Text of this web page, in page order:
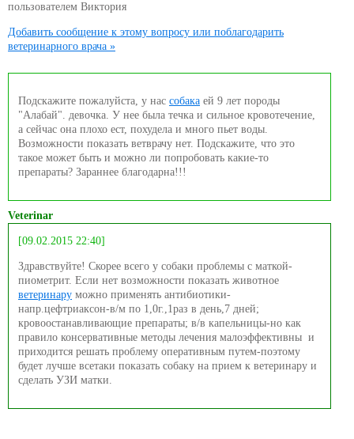
пользователем Виктория
Добавить сообщение к этому вопросу или поблагодарить
ветеринарного врача »
Подскажите пожалуйста, у нас собака ей 9 лет породы
"Алабай". девочка. У нее была течка и сильное кровотечение,
а сейчас она плохо ест, похудела и много пьет воды.
Возможности показать ветврачу нет. Подскажите, что это
такое может быть и можно ли попробовать какие-то
препараты? Зараннее благодарна!!!
Veterinar
[09.02.2015 22:40]
Здравствуйте! Скорее всего у собаки проблемы с маткой-
пиометрит. Если нет возможности показать животное
ветеринару можно применять антибиотики-
напр.цефтриаксон-в/м по 1,0г.,1раз в день,7 дней;
кровоостанавливающие препараты; в/в капельницы-но как
правило консервативные методы лечения малоэффективны и
приходится решать проблему оперативным путем-поэтому
будет лучше всетаки показать собаку на прием к ветеринару и
сделать УЗИ матки.